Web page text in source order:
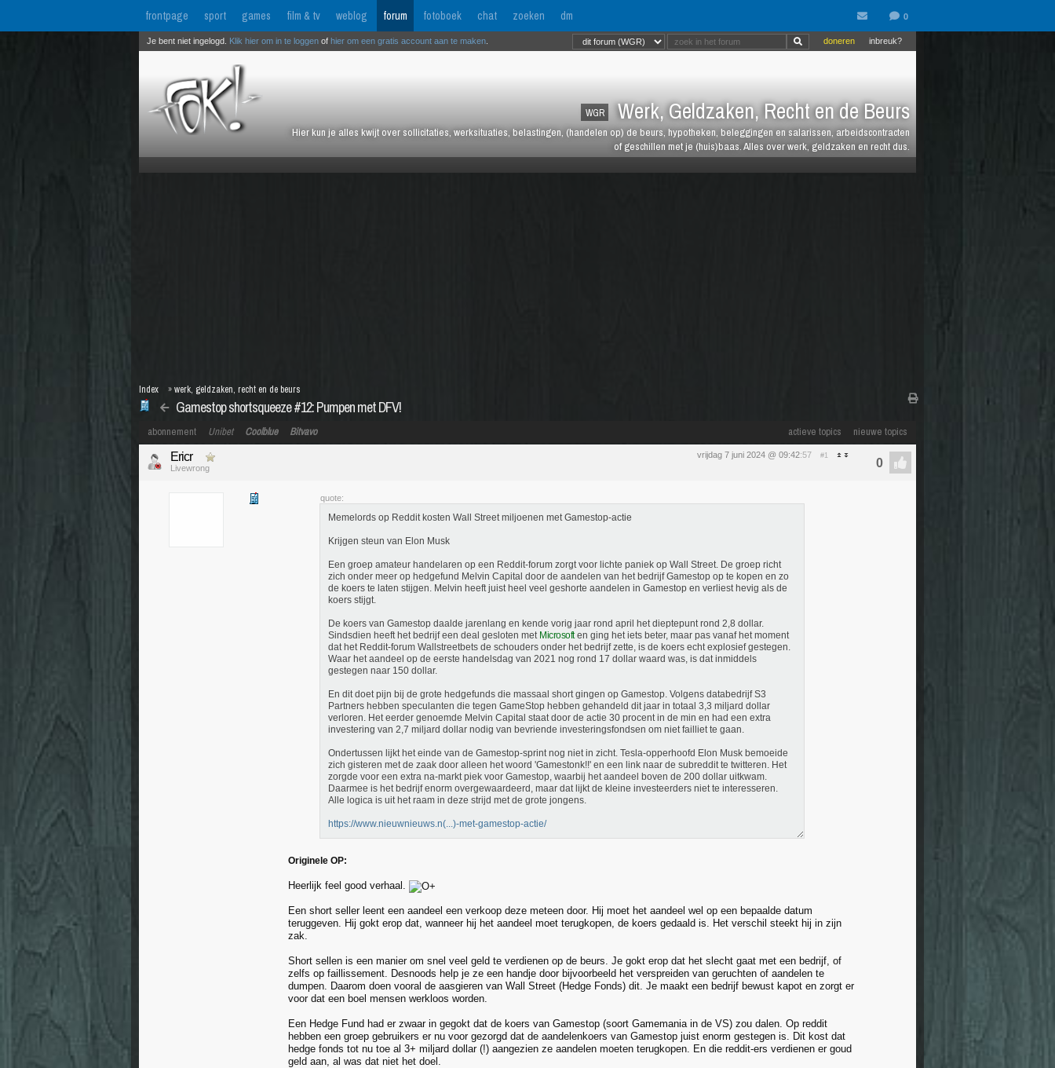
frontpage sport games film & tv weblog forum fotoboek chat zoeken dm
WGR Werk, Geldzaken, Recht en de Beurs
Hier kun je alles kwijt over sollicitaties, werksituaties, belastingen, (handelen op) de beurs, hypotheken, beleggingen en salarissen, arbeidscontracten
of geschillen met je (huis)baas. Alles over werk, geldzaken en recht dus.
inbreuk?
doneren
Je bent niet ingelogd. Klik hier om in te loggen of hier om een gratis account aan te maken
Gamestop shortsqueeze #12: Pumpen met DFV!
Index »werk, geldzaken, recht en de beurs
actieve topics nieuwe topics
abonnement Unibet Coolblue Bitvavo
vrijdag 7 juni 2024 @ 09:42:57 #1
Ericr
Livewrong
quote:
Memelords op Reddit kosten Wall Street miljoenen met Gamestop-actie
Krijgen steun van Elon Musk
Een groep amateur handelaren op een Reddit-forum zorgt voor lichte paniek op Wall Street. De groep richt
zich onder meer op hedgefund Melvin Capital door de aandelen van het bedrijf Gamestop op te kopen en zo
de koers te laten stijgen. Melvin heeft juist heel veel geshorte aandelen in Gamestop en verliest hevig als de
koers stijgt.
De koers van Gamestop daalde jarenlang en kende vorig jaar rond april het dieptepunt rond 2,8 dollar.
Sindsdien heeft het bedrijf een deal gesloten met Microsoften ging het iets beter, maar pas vanaf het moment
dat het Reddit-forum Wallstreetbets de schouders onder het bedrijf zette, is de koers echt explosief gestegen.
Waar het aandeel op de eerste handelsdag van 2021 nog rond 17 dollar waard was, is dat inmiddels
gestegen naar 150 dollar.
En dit doet pijn bij de grote hedgefunds die massaal short gingen op Gamestop. Volgens databedrijf S3
Partners hebben speculanten die tegen GameStop hebben gehandeld dit jaar in totaal 3,3 miljard dollar
verloren. Het eerder genoemde Melvin Capital staat door de actie 30 procent in de min en had een extra
investering van 2,7 miljard dollar nodig van bevriende investeringsfondsen om niet failliet te gaan.
Ondertussen lijkt het einde van de Gamestop-sprint nog niet in zicht. Tesla-opperhoofd Elon Musk bemoeide
zich gisteren met de zaak door alleen het woord 'Gamestonk!!' en een link naar de subreddit te twitteren. Het
zorgde voor een extra na-markt piek voor Gamestop, waarbij het aandeel boven de 200 dollar uitkwam.
Daarmee is het bedrijf enorm overgewaardeerd, maar dat lijkt de kleine investeerders niet te interesseren.
Alle logica is uit het raam in deze strijd met de grote jongens.
https://www.nieuwnieuws.n(...)-met-gamestop-actie/
Originele OP:
Heerlijk feel good verhaal.
Een short seller leent een aandeel een verkoop deze meteen door. Hij moet het aandeel wel op een bepaalde datum
teruggeven. Hij gokt erop dat, wanneer hij het aandeel moet terugkopen, de koers gedaald is. Het verschil steekt hij in zijn
zak.
Short sellen is een manier om snel veel geld te verdienen op de beurs. Je gokt erop dat het slecht gaat met een bedrijf, of
zelfs op faillissement. Desnoods help je ze een handje door bijvoorbeeld het verspreiden van geruchten of aandelen te
dumpen. Daarom doen vooral de aasgieren van Wall Street (Hedge Fonds) dit. Je maakt een bedrijf bewust kapot en zorgt er
voor dat een boel mensen werkloos worden.
Een Hedge Fund had er zwaar in gegokt dat de koers van Gamestop (soort Gamemania in de VS) zou dalen. Op reddit
hebben een groep gebruikers er nu voor gezorgd dat de aandelenkoers van Gamestop juist enorm gestegen is. Dit kost dat
hedge fonds tot nu toe al 3+ miljard dollar (!) aangezien ze aandelen moeten terugkopen. En die reddit-ers verdienen er goud
geld aan, al was dat niet het doel.